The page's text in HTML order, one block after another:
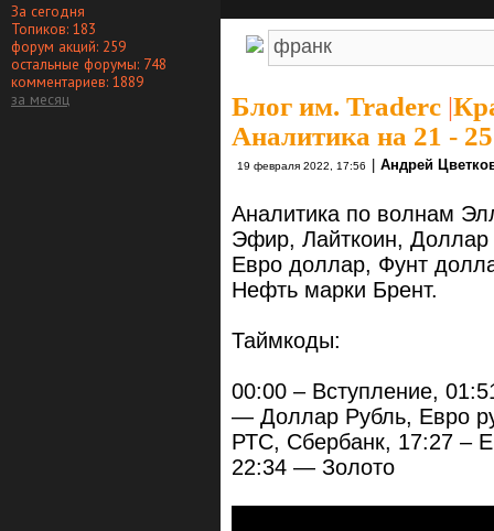
За сегодня
Топиков: 183
форум акций: 259
остальные форумы: 748
комментариев: 1889
за месяц
Блог им. Traderc |
Аналитика на 21 -
19 февраля 2022, 17:56 Андрей
Аналитика по волнам
Эфир, Лайткоин,
Евро доллар, Фунт
Нефть марки Брент.
Таймкоды:
00:00 – Вступление,
— Доллар Рубль, Евро
РТС, Сбербанк, 17:27 –
22:34 — Золото